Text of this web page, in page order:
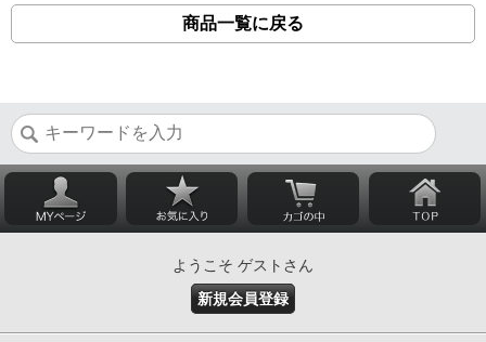
商品一覧に戻る
ようこそ ゲストさん
新規会員登録